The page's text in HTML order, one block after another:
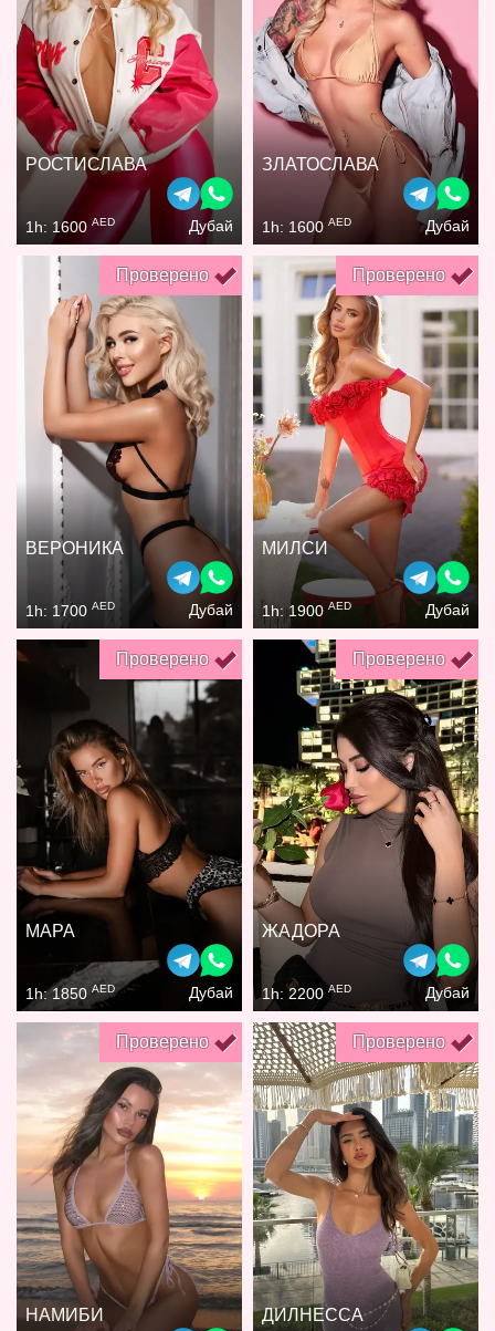
РОСТИСЛАВА
1h: 1600 AED Дубай
ЗЛАТОСЛАВА
1h: 1600 AED Дубай
Проверено
ВЕРОНИКА
1h: 1700 AED Дубай
Проверено
МИЛСИ
1h: 1900AED Дубай
Проверено
МАРА
1h: 1850 AED Дубай
Проверено
ЖАДОРА
1h: 2200 AED Дубай
Проверено
НАМИБИ
Проверено
ДИЛНЕССА